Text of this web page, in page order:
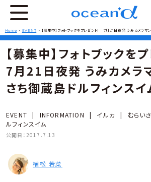
Home > EVENT > 【募集中】フォトブックをプレゼント！ 7月21日夜発 うみカメラマ
【募集中】フォトブックを
7月21日夜発 うみカメラ
さち御蔵島ドルフィンスイ
EVENT | INFORMATION | イルカ | むらい
ルフィンスイム
公開日： 2017.7.13
植松 若菜